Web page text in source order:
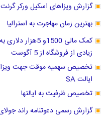
گزارش ویزاهای اسکیل ورکر گرنت شده
بهترین زمان مهاجرت به استرالیا
کمک مالی 1500و
زیادی از فروشگاه از 5 آگوست
تخصیص سهمیه موقت جهت
ایالت SA
تخصیص ظرفیت به ایالتها
گزارش رسمی دعوتنامه راند جولای